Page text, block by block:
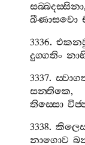
සබ‍්බදස‍්සිනා,
ඛීණාසවො
3336.
දුග‍්ගතිං
3337.
සන‍්තිකෙ,
තිස‍්සො
3338.
නාගොව